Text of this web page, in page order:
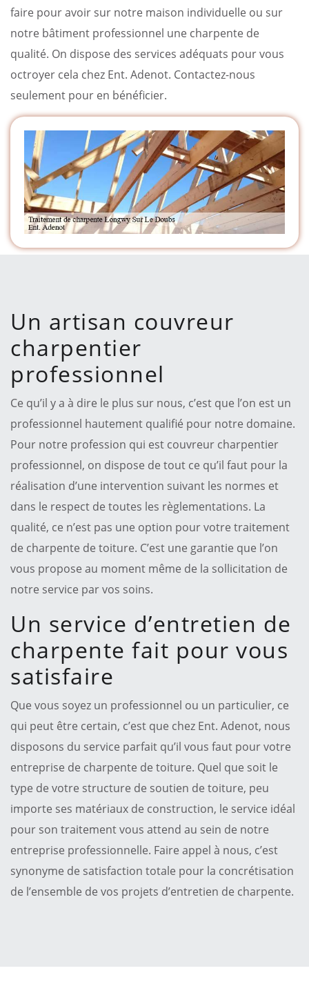
faire pour avoir sur notre maison individuelle ou sur
notre bâtiment professionnel une charpente de
qualité. On dispose des services adéquats pour vous
octroyer cela chez Ent. Adenot. Contactez-nous
seulement pour en bénéficier.
Un artisan couvreur
charpentier
professionnel
Ce qu’il y a à dire le plus sur nous, c’est que l’on est un
professionnel hautement qualifié pour notre domaine.
Pour notre profession qui est couvreur charpentier
professionnel, on dispose de tout ce qu’il faut pour la
réalisation d’une intervention suivant les normes et
dans le respect de toutes les règlementations. La
qualité, ce n’est pas une option pour votre traitement
de charpente de toiture. C’est une garantie que l’on
vous propose au moment même de la sollicitation de
notre service par vos soins.
Un service d’entretien de
charpente fait pour vous
satisfaire
Que vous soyez un professionnel ou un particulier, ce
qui peut être certain, c’est que chez Ent. Adenot, nous
disposons du service parfait qu’il vous faut pour votre
entreprise de charpente de toiture. Quel que soit le
type de votre structure de soutien de toiture, peu
importe ses matériaux de construction, le service idéal
pour son traitement vous attend au sein de notre
entreprise professionnelle. Faire appel à nous, c’est
synonyme de satisfaction totale pour la concrétisation
de l’ensemble de vos projets d’entretien de charpente.